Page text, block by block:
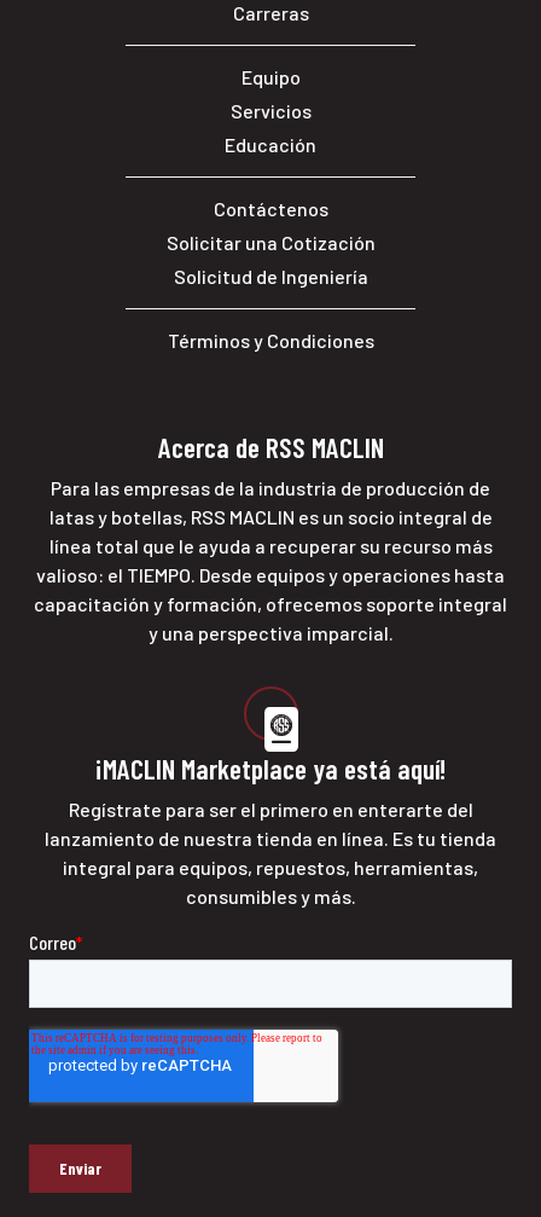
Carreras
Equipo
Servicios
Educación
Contáctenos
Solicitar una Cotización
Solicitud de Ingeniería
Términos y Condiciones
Acerca de RSS MACLIN
Para las empresas de la industria de producción de
latas y botellas, RSS MACLIN es un socio integral de
línea total que le ayuda a recuperar su recurso más
valioso: el TIEMPO. Desde equipos y operaciones hasta
capacitación y formación, ofrecemos soporte integral
y una perspectiva imparcial.
¡MACLIN Marketplace ya está aquí!
Regístrate para ser el primero en enterarte del
lanzamiento de nuestra tienda en línea. Es tu tienda
integral para equipos, repuestos, herramientas,
consumibles y más.